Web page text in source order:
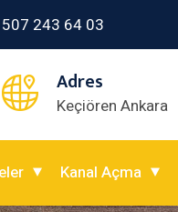
507 243 64 03
Adres
Keçiören Ankara
Kanal Açma